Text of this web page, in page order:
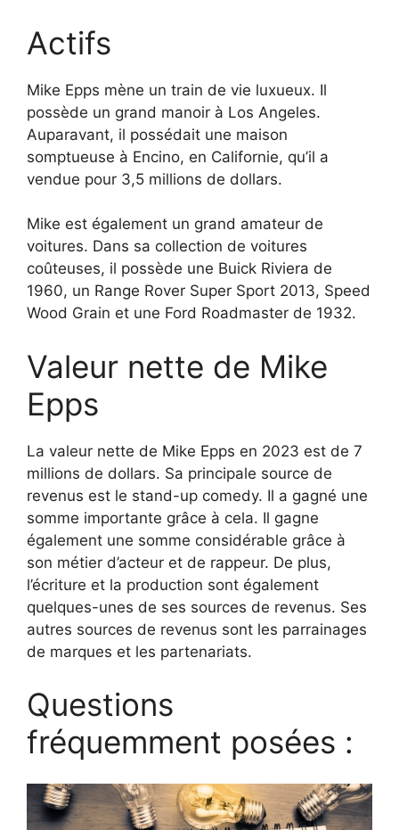
Actifs
Mike Epps mène un train de vie luxueux. Il
possède un grand manoir à Los Angeles.
Auparavant, il possédait une maison
somptueuse à Encino, en Californie, qu’il a
vendue pour 3,5 millions de dollars.
Mike est également un grand amateur de
voitures. Dans sa collection de voitures
coûteuses, il possède une Buick Riviera de
1960, un Range Rover Super Sport 2013, Speed
Wood Grain et une Ford Roadmaster de 1932.
Valeur nette de Mike
Epps
La valeur nette de Mike Epps en 2023 est de 7
millions de dollars. Sa principale source de
revenus est le stand-up comedy. Il a gagné une
somme importante grâce à cela. Il gagne
également une somme considérable grâce à
son métier d’acteur et de rappeur. De plus,
l’écriture et la production sont également
quelques-unes de ses sources de revenus. Ses
autres sources de revenus sont les parrainages
de marques et les partenariats.
Questions
fréquemment posées :